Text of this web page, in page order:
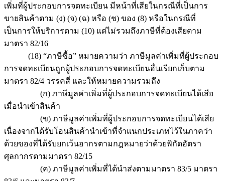
เพิ่มที่ผู้ประกอบการจดทะเบียน มีหน้าที่เสียในกรณีที่เป็นการ
ขายสินค้าตาม (ง) (จ) (ฉ) หรือ (ช) ของ (8) หรือในกรณีที่
เป็นการให้บริการตาม (10) แต่ไม่รวมถึงภาษีที่ต้องเสียตาม
มาตรา 82/16
(18) “ภาษีซื้อ” หมายความว่า ภาษีมูลค่าเพิ่มที่ผู้ประกอบ
การจดทะเบียนถูกผู้ประกอบการจดทะเบียนอื่นเรียกเก็บตาม
มาตรา 82/4 วรรคสี่ และให้หมายความรวมถึง
(ก) ภาษีมูลค่าเพิ่มที่ผู้ประกอบการจดทะเบียนได้เสีย
เมื่อนำเข้าสินค้า
(ข) ภาษีมูลค่าเพิ่มที่ผู้ประกอบการจดทะเบียนได้เสีย
เนื่องจากได้รับโอนสินค้านำเข้าที่จำแนกประเภทไว้ในภาคว่า
ด้วยของที่ได้รับยกเว้นอากรตามกฎหมายว่าด้วยพิกัดอัตรา
ศุลกากรตามมาตรา 82/15
(ค) ภาษีมูลค่าเพิ่มที่ได้นำส่งตามมาตรา 83/5 มาตรา